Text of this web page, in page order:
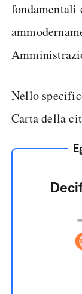
fondamentali
Nello
Carta della